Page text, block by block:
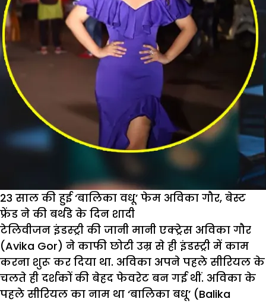
23 साल की हुई ‘बालिका वधू’ फेम अविका गौर, बेस्ट
फ्रेंड ने की बर्थडे के दिन शादी
टेलिवीजन इंडस्ट्री की जानी मानी एक्ट्रेस अविका गौर
(Avika Gor) ने काफी छोटी उम्र से ही इंडस्ट्री में काम
करना शुरू कर दिया था. अविका अपने पहले सीरियल के
चलते ही दर्शकों की बेहद फेवरेट बन गई थीं. अविका के
पहले सीरियल का नाम था ‘बालिका बधू’ (Balika